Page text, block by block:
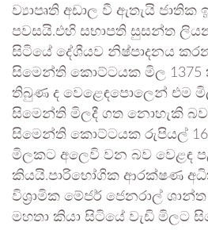
ව්‍යාපෘති අඩාල වී ඇතැයි ජාතික
පවසයි.එහි සභාපති සුසන්ත
සිටියේ දේශීයව නිෂ්පාදනය
සිමෙන්ති කොට්ටයක මිල 1375
තිබුණ ද වෙළෙඳපොලෙන් එම
සිමෙන්ති මිලදී ගත නොහැකි
සිමෙන්ති කොට්ටයක රුපියල්
මිලකට අලෙවි වන බව වෙළඳ
කියයි.පාරිභෝගික ආරක්ෂණ
විශ්‍රාමික මේජර් ජෙනරාල්
මහතා කියා සිටියේ වැඩි මිලට